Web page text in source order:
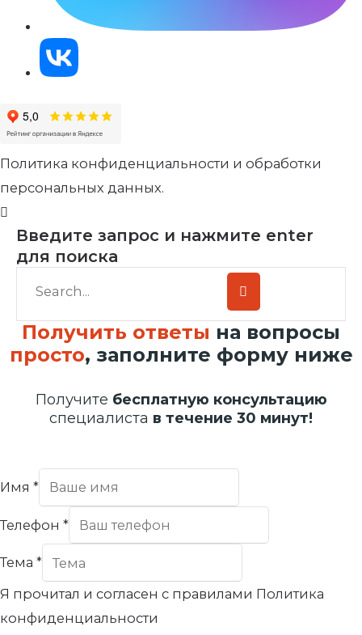
Политика конфиденциальности и обработки
персональных данных.
Введите запрос и нажмите enter
для поиска
Получить ответы на вопросы
просто, заполните форму ниже
Получите бесплатную консультацию
специалиста в течение 30 минут!
Имя *
Телефон *
Тема *
Я прочитал и согласен с правилами Политика
конфиденциальности